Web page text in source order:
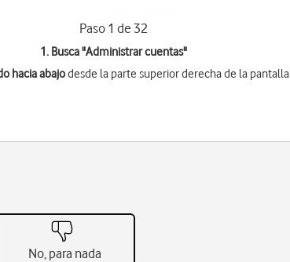
Paso 1 de 32
1. Busca "Administrar cuentas"
hacia abajodesde la parte superior derecha de la
No, para nada